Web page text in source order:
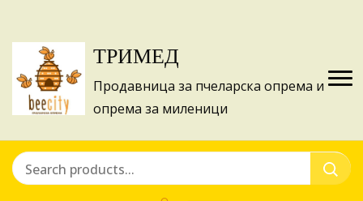
ТРИМЕД
Продавница за пчеларска опрема и
опрема за миленици